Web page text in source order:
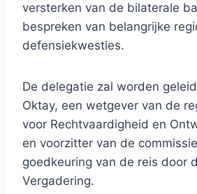
versterken van de bilaterale
bespreken van belangrijke
defensiekwesties.
De delegatie zal worden
Oktay, een wetgever van de
voor Rechtvaardigheid en
en voorzitter van de
goedkeuring van de reis door
Vergadering.